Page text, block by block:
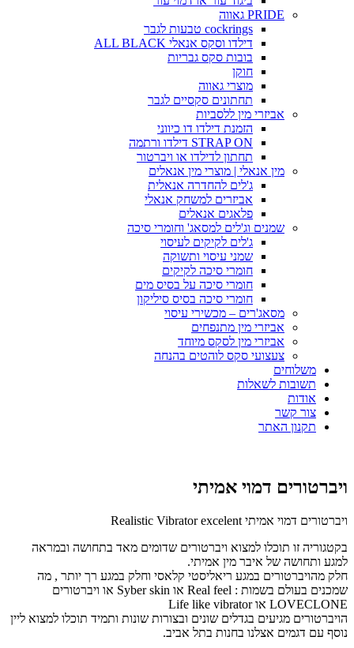
PRIDE גאווה
cockrings טבעות לגבר
דילדו וסקס אנאלי ALL BLACK
בובות סקס גבריות
חוקן
מוצרי גאווה
תחתונים סקסיים לגבר
אביזרי מין ללסביות
הזמנת דילדו דו כיווני
STRAP ON דילדו ורתמה
תחתון לדילדו או ויברטור
מין אנאלי | מוצרי מין אנאלים
ג'לים להחדרה אנאלית
אביזרים למשחק אנאלי
פלאגים אנאלים
שמנים וג'לים למסאג' וחומרי סיכה
ג'לים לקיקים לעיסוי
שמני עיסוי ותשוקה
חומרי סיכה לקיקים
חומרי סיכה על בסיס מים
חומרי סיכה בסיס סיליקון
מסאג'רים – מכשירי עיסוי
אביזרי מין מתנפחים
אביזרי מין לסקס מיוחד
צעצועי סקס לוהטים בהנחה
משלוחים
תשובות לשאלות
אודות
צור קשר
תקנון האתר
ויברטורים דמוי אמיתי
ויברטורים דמוי אמיתי Realistic Vibrator excelent
בקטגוריה זו תוכלו למצוא ויברטורים שדומים מאד בתחושה ובמראה
למגע ותחושה של איבר מין אמיתי.
חלק מהויברטורים במגע ריאליסטי קלאסי וחלק במגע רך יותר , מה
שמכנים בעולם בשמות : Real feel או Syber skin או ויברטורים
LOVECLONE או Life like vibrator
הויברטורים מגיעים בגדלים שונים ובצורות שונות ותמיד תוכלו למצוא ליין
נוסף עם דגמים אצלנו בחנות בתל אביב.